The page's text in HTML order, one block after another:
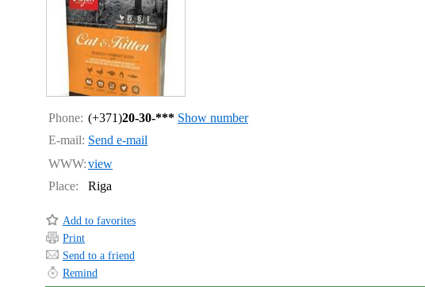
Phone: (+371)20-30-*** Show number
E-mail: Send e-mail
WWW:view
Place:
Riga
Add to favorites
Print
Send to a friend
Remind